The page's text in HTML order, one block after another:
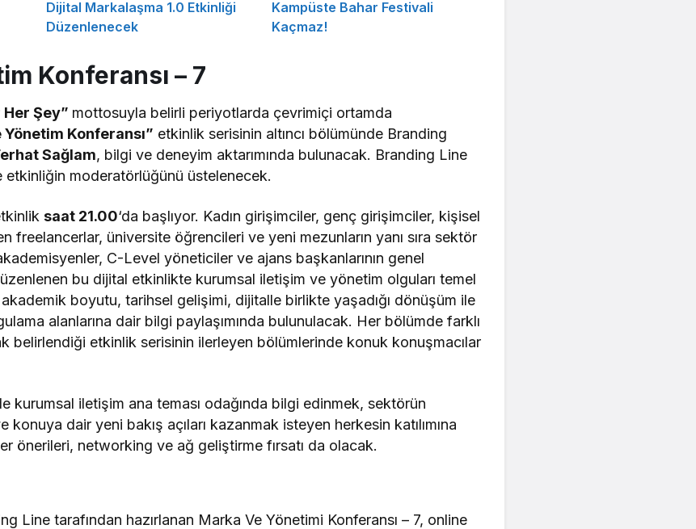
Dijital Markalaşma 1.0 Etkinliği
Düzenlenecek
Kampüste Bahar Festivali
Kaçmaz!
Konferansı – 7
Şey” mottosuyla belirli periyotlarda çevrimiçi ortamda
Yönetim Konferansı” etkinlik serisinin altıncı bölümünde Branding
Sağlam, bilgi ve deneyim aktarımında bulunacak. Branding Line
etkinliğin moderatörlüğünü üstelenecek.
saat 21.00‘da başlıyor. Kadın girişimciler, genç girişimciler, kişisel
freelancerlar, üniversite öğrencileri ve yeni mezunların yanı sıra sektör
C-Level yöneticiler ve ajans başkanlarının genel
bu dijital etkinlikte kurumsal iletişim ve yönetim olguları temel
boyutu, tarihsel gelişimi, dijitalle birlikte yaşadığı dönüşüm ile
alanlarına dair bilgi paylaşımında bulunulacak. Her bölümde farklı
belirlendiği etkinlik serisinin ilerleyen bölümlerinde konuk konuşmacılar
kurumsal iletişim ana teması odağında bilgi edinmek, sektörün
dair yeni bakış açıları kazanmak isteyen herkesin katılımına
önerileri, networking ve ağ geliştirme fırsatı da olacak.
Line tarafından hazırlanan Marka Ve Yönetimi Konferansı – 7, online